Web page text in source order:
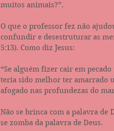
muitos animais?”.
O que o professor fez não
confundir e desestruturar as
5:13). Como diz Jesus:
“Se alguém fizer cair em
teria sido melhor ter amarrado
afogado nas profundezas do
Não se brinca com a palavra de
se zomba da palavra de Deus.